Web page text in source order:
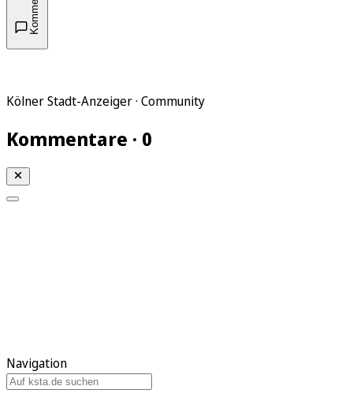
Kölner Stadt-Anzeiger · Community
Kommentare · 0
Navigation